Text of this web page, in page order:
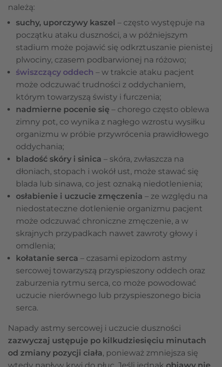
należą:
suchy, uporczywy kaszel – często występuje na
początku ataku duszności, a w późniejszym
stadium może pojawić się odkrztuszanie pienistej
plwociny, czasem podbarwionej na różowo;
świszczący oddech – w trakcie ataku pacjent
może odczuwać trudności z oddychaniem,
którym towarzyszą świsty i furczenia;
nadmierne pocenie się – chorego często oblewa
zimny pot, co wynika z nagłego wzrostu wysiłku
organizmu w próbie przywrócenia prawidłowego
oddychania;
bladość skóry i sinica – skóra, zwłaszcza na
dłoniach, stopach i wokół ust, może stawać się
blada lub sinawa, co jest oznaką niedotlenienia;
osłabienie i uczucie zmęczenia – ze względu na
niedostateczne dotlenienie organizmu pacjent
może odczuwać chroniczne zmęczenie, a w
skrajnych przypadkach nawet zawroty głowy i
omdlenia;
kołatanie serca – czasami epizodom astmy
sercowej towarzyszą przyspieszony oddech oraz
zaburzenia rytmu serca, co może powodować
uczucie nierównego lub przyspieszonego bicia
serca.
Napady astmy sercowej i uczucie duszności
zazwyczaj ustępuje po kilkudziesięciu minutach
od zmiany pozycji ciała, ponieważ zmniejsza się